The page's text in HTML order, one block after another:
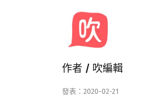
作者 / 吹編輯
發表：2020-02-21